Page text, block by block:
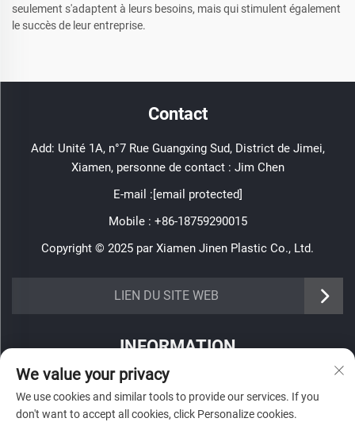
seulement s'adaptent à leurs besoins, mais qui stimulent également
le succès de leur entreprise.
Contact
Add: Unité 1A, n°7 Rue Guangxing Sud, District de Jimei,
Xiamen, personne de contact : Jim Chen
E-mail :[email protected]
Mobile : +86-18759290015
Copyright © 2025 par Xiamen Jinen Plastic Co., Ltd.
LIEN DU SITE WEB
https://www.jinenplastic.com/service
https://www.jinenplastic.com/projects
INFORMATION
Inscrivez-vous pour recevoir notre newsletter hebdomadaire
We value your privacy
We use cookies and similar tools to provide our services. If you
don't want to accept all cookies, click Personalize cookies.